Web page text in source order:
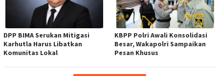
DPP BIMA Serukan Mitigasi
Karhutla Harus Libatkan
Komunitas Lokal
KBPP Polri Awali Konsolidasi
Besar, Wakapolri Sampaikan
Pesan Khusus